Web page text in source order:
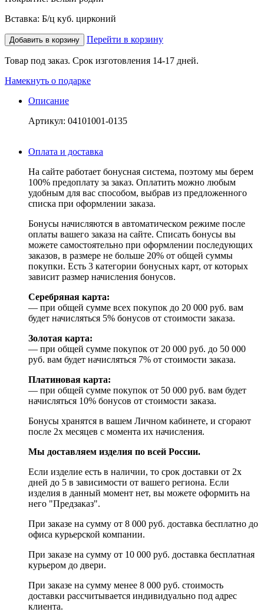
Вставка: Б/ц куб. цирконий
Добавить в корзину Перейти в корзину
Товар под заказ. Срок изготовления 14-17 дней.
Намекнуть о подарке
Описание
Артикул: 04101001-0135
Оплата и доставка
На сайте работает бонусная система, поэтому мы берем
100% предоплату за заказ. Оплатить можно любым
удобным для вас способом, выбрав из предложенного
списка при оформлении заказа.
Бонусы начисляются в автоматическом режиме после
оплаты вашего заказа на сайте. Списать бонусы вы
можете самостоятельно при оформлении последующих
заказов, в размере не больше 20% от общей суммы
покупки. Есть 3 категории бонусных карт, от которых
зависит размер начисления бонусов.
Серебряная карта:
— при общей сумме всех покупок до 20 000 руб. вам
будет начисляться 5% бонусов от стоимости заказа.
Золотая карта:
— при общей сумме покупок от 20 000 руб. до 50 000
руб. вам будет начисляться 7% от стоимости заказа.
Платиновая карта:
— при общей сумме покупок от 50 000 руб. вам будет
начисляться 10% бонусов от стоимости заказа.
Бонусы хранятся в вашем Личном кабинете, и сгорают
после 2х месяцев с момента их начисления.
Мы доставляем изделия по всей России.
Если изделие есть в наличии, то срок доставки от 2х
дней до 5 в зависимости от вашего региона. Если
изделия в данный момент нет, вы можете оформить на
него "Предзаказ".
При заказе на сумму от 8 000 руб. доставка бесплатно до
офиса курьерской компании.
При заказе на сумму от 10 000 руб. доставка бесплатная
курьером до двери.
При заказе на сумму менее 8 000 руб. стоимость
доставки рассчитывается индивидуально под адрес
клиента.